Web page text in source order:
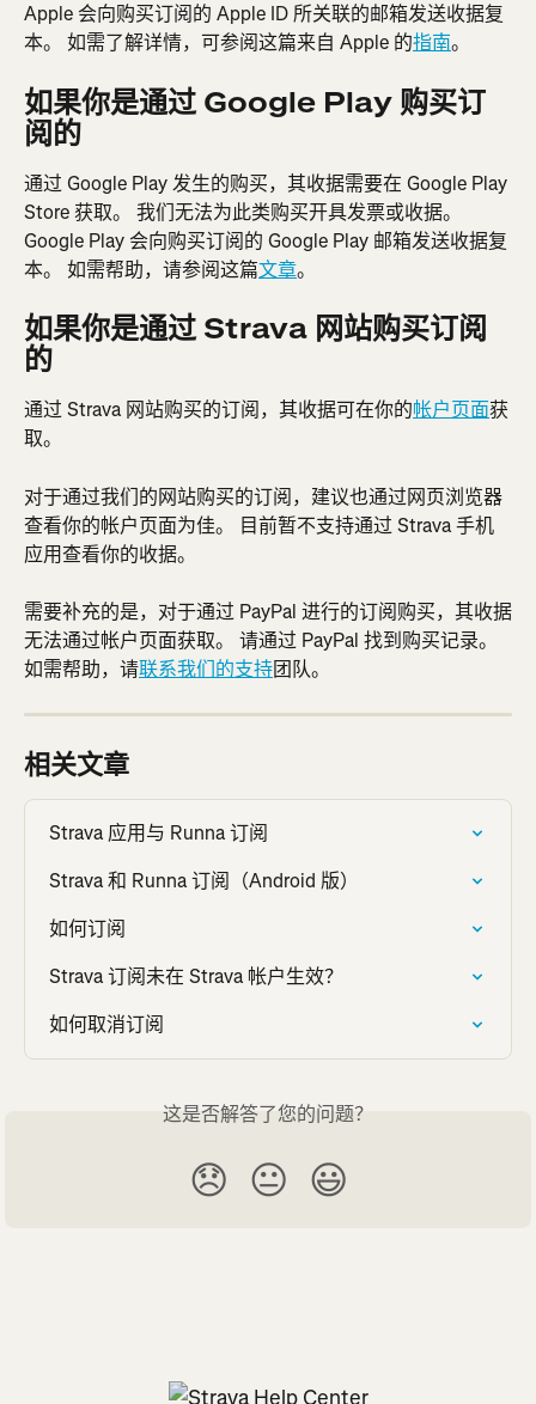
Apple 会向购买订阅的 Apple ID 所关联的邮箱发送收据复
本。 如需了解详情，可参阅这篇来自 Apple 的指南。
如果你是通过 Google Play 购买订
阅的
通过 Google Play 发生的购买，其收据需要在 Google Play
Store 获取。 我们无法为此类购买开具发票或收据。
Google Play 会向购买订阅的 Google Play 邮箱发送收据复
本。 如需帮助，请参阅这篇文章。
如果你是通过 Strava 网站购买订阅
的
通过 Strava 网站购买的订阅，其收据可在你的帐户页面获
取。
对于通过我们的网站购买的订阅，建议也通过网页浏览器
查看你的帐户页面为佳。 目前暂不支持通过 Strava 手机
应用查看你的收据。
需要补充的是，对于通过 PayPal 进行的订阅购买，其收据
无法通过帐户页面获取。 请通过 PayPal 找到购买记录。
如需帮助，请联系我们的支持团队。
相关文章
Strava 应用与 Runna 订阅
Strava 和 Runna 订阅（Android 版）
如何订阅
Strava 订阅未在 Strava 帐户生效？
如何取消订阅
这是否解答了您的问题？
😞 😐 😃